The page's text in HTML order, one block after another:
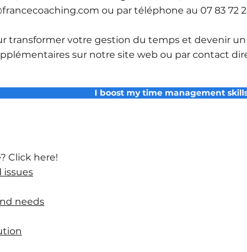
ou par téléphone au 07 83 72
transformer votre gestion du temps et devenir
sur notre site web ou par contact
I boost my time management
Click here!
issues
needs